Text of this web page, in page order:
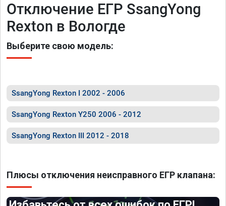
Отключение ЕГР SsangYong
Rexton в Вологде
Выберите свою модель:
SsangYong Rexton I 2002 - 2006
SsangYong Rexton Y250 2006 - 2012
SsangYong Rexton III 2012 - 2018
Плюсы отключения неисправного ЕГР клапана: